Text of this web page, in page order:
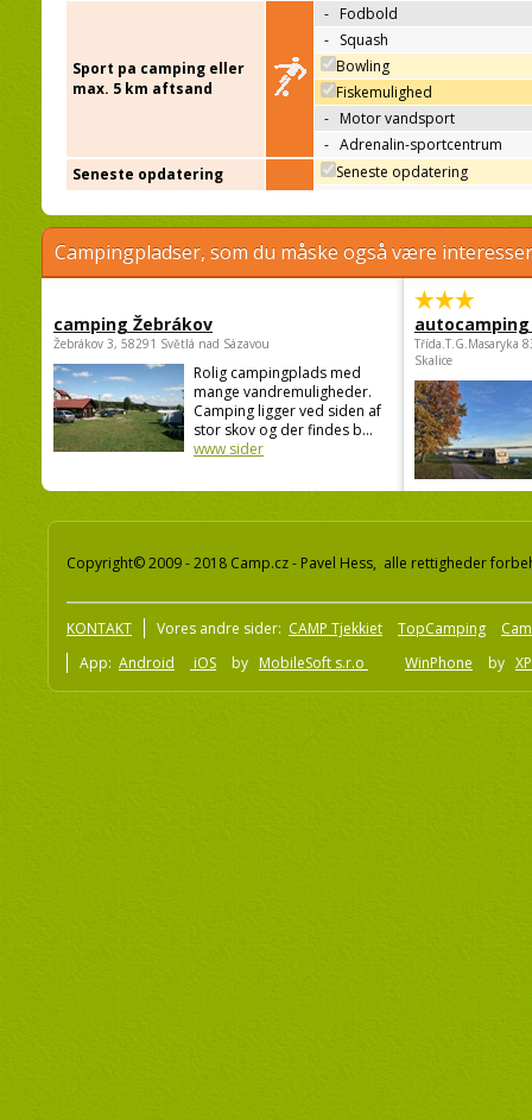
Sport pa camping eller
max. 5 km aftsand
- Fodbold
- Squash
Bowling
Fiskemulighed
- Motor vandsport
- Adrenalin-sportcentrum
Seneste opdatering
Seneste opdatering
Campingpladser, som du måske også være
camping Žebrákov
Žebrákov 3, 58291 Světlá nad Sázavou
Rolig campingplads med
mange vandremuligheder.
Camping ligger ved siden af
stor skov og der findes b...
www sider
autocamping
Třída.T.G.Masaryka
Skalice
Copyright© 2009 - 2018 Camp.cz - Pavel Hess, alle rettigheder
KONTAKT Vores andre sider: CAMP Tjekkiet TopCamping
App: Android iOS by MobileSoft s.r.o WinPhone by